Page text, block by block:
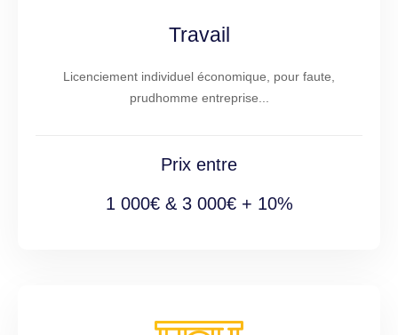
Travail
Licenciement individuel économique, pour faute,
prudhomme entreprise...
Prix entre
1 000€ & 3 000€ + 10%